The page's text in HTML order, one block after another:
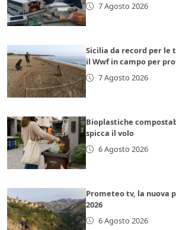
7 Agosto 2026
Sicilia da record per
il Wwf in campo per
7 Agosto 2026
Bioplastiche
spicca il volo
6 Agosto 2026
Prometeo tv, la nuova
2026
6 Agosto 2026